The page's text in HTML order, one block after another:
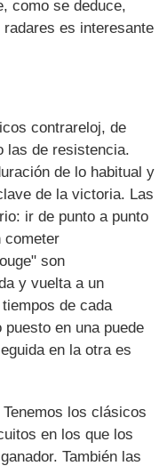
como se deduce,
es interesante
contrareloj, de
las de resistencia.
de lo habitual y
de la victoria. Las
ir de punto a punto
cometer
son
y vuelta a un
de cada
en una puede
en la otra es
los clásicos
en los que los
También las